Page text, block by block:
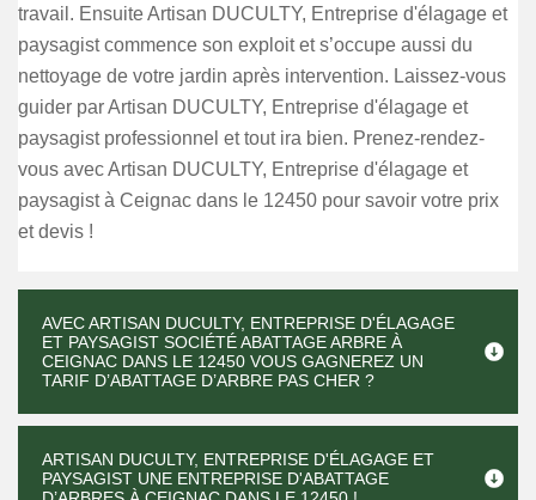
travail. Ensuite Artisan DUCULTY, Entreprise d'élagage et
paysagist commence son exploit et s’occupe aussi du
nettoyage de votre jardin après intervention. Laissez-vous
guider par Artisan DUCULTY, Entreprise d'élagage et
paysagist professionnel et tout ira bien. Prenez-rendez-
vous avec Artisan DUCULTY, Entreprise d'élagage et
paysagist à Ceignac dans le 12450 pour savoir votre prix
et devis !
AVEC ARTISAN DUCULTY, ENTREPRISE D'ÉLAGAGE
ET PAYSAGIST SOCIÉTÉ ABATTAGE ARBRE À
CEIGNAC DANS LE 12450 VOUS GAGNEREZ UN
TARIF D’ABATTAGE D’ARBRE PAS CHER ?
ARTISAN DUCULTY, ENTREPRISE D'ÉLAGAGE ET
PAYSAGIST UNE ENTREPRISE D'ABATTAGE